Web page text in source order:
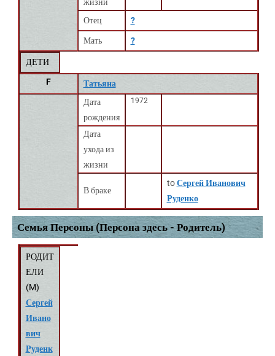
Отец
?
Мать ?
ДЕТИ
F
Татьяна
Дата
рождения
1972
Дата
ухода из
жизни
В браке
toСергей Иванович
Руденко
Семья Персоны (Персона здесь - Родитель)
РОДИТ
ЕЛИ
(M)
Сергей
Ивано
вич
Руденк